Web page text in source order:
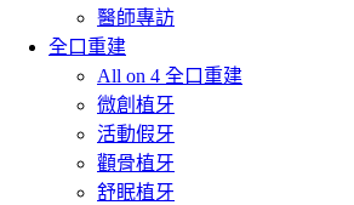
醫師專訪
全口重建
All on 4 全口重建
微創植牙
活動假牙
顴骨植牙
舒眠植牙